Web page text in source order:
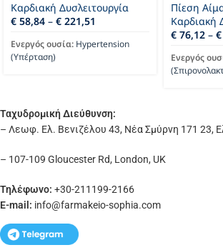
Καρδιακή Δυσλειτουργία
€ 58,84 – € 221,51
Ενεργός ουσία: Hypertension
(Υπέρταση)
Πίεση
Καρδιακή
€ 76,12 – €
Ενεργός
Ταχυδρομική Διεύθυνση:
– Λεωφ. Ελ. Βενιζέλου 43, Νέα Σμύρνη 171 23,
– 107-109 Gloucester Rd, London, UK
Τηλέφωνο: +30-211199-2166
E-mail: info@farmakeio-sophia.com